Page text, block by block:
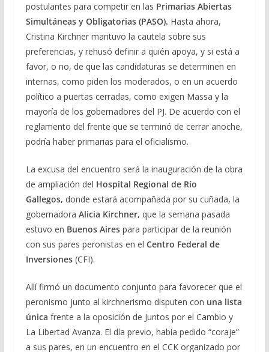
postulantes para competir en las Primarias Abiertas
Simultáneas y Obligatorias (PASO). Hasta ahora,
Cristina Kirchner mantuvo la cautela sobre sus
preferencias, y rehusó definir a quién apoya, y si está a
favor, o no, de que las candidaturas se determinen en
internas, como piden los moderados, o en un acuerdo
político a puertas cerradas, como exigen Massa y la
mayoría de los gobernadores del PJ. De acuerdo con el
reglamento del frente que se terminó de cerrar anoche,
podría haber primarias para el oficialismo.
La excusa del encuentro será la inauguración de la obra
de ampliación del Hospital Regional de Río
Gallegos, donde estará acompañada por su cuñada, la
gobernadora Alicia Kirchner, que la semana pasada
estuvo en Buenos Airespara participar de la reunión
con sus pares peronistas en el Centro Federal de
Inversiones(CFI).
Allí firmó un documento conjunto para favorecer que el
peronismo junto al kirchnerismo disputen con una lista
única frente a la oposición de Juntos por el Cambio y
La Libertad Avanza. El día previo, había pedido “coraje”
a sus pares, en un encuentro en el CCK organizado por